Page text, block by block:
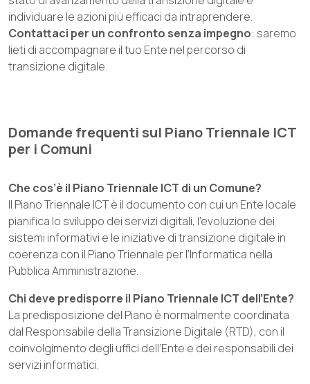
individuare le azioni più efficaci da intraprendere.
Contattaci per un confronto senza impegno: saremo
lieti di accompagnare il tuo Ente nel percorso di
transizione digitale.
Domande frequenti sul Piano Triennale ICT
per i Comuni
Che cos’è il Piano Triennale ICT di un Comune?
Il Piano Triennale ICT è il documento con cui un Ente locale
pianifica lo sviluppo dei servizi digitali, l’evoluzione dei
sistemi informativi e le iniziative di transizione digitale in
coerenza con il Piano Triennale per l’Informatica nella
Pubblica Amministrazione.
Chi deve predisporre il Piano Triennale ICT dell’Ente?
La predisposizione del Piano è normalmente coordinata
dal Responsabile della Transizione Digitale (RTD), con il
coinvolgimento degli uffici dell’Ente e dei responsabili dei
servizi informatici.